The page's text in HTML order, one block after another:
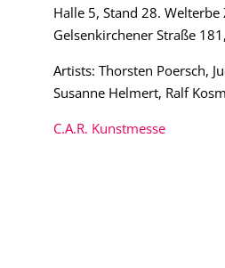
Halle 5, Stand 28. Welterbe
Gelsenkirchener Straße
Artists: Thorsten Poersch,
Susanne Helmert, Ralf
C.A.R. Kunstmesse